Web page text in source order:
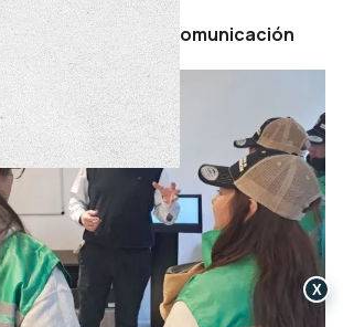
de Prensa y Comunicación
X